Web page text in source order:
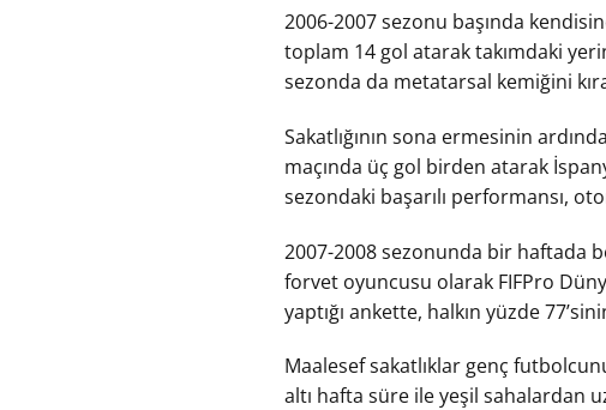
2006-2007 sezonu başında
toplam 14 gol atarak takımdaki
sezonda da metatarsal kemiğini
Sakatlığının sona ermesinin
maçında üç gol birden atarak
sezondaki başarılı performansı,
2007-2008 sezonunda bir haftada
forvet oyuncusu olarak FIFPro
yaptığı ankette, halkın yüzde
Maalesef sakatlıklar genç
altı hafta süre ile yeşil sahalardan